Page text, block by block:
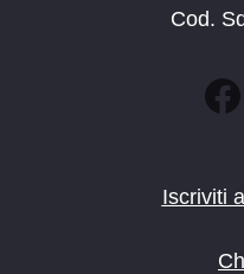
Cod.
Iscriviti